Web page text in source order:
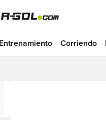
Entrenamiento Corriendo